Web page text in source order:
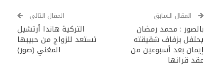
المقال السابق
بالصور : محمد رمضان
يحتفل بزفاف شقيقته
إيمان بعد أسبوعين من
عقد قرانها
المقال التالي
التركية هاندا أرتشيل
تستعد للزواج من حبيبها
المغني (صور)